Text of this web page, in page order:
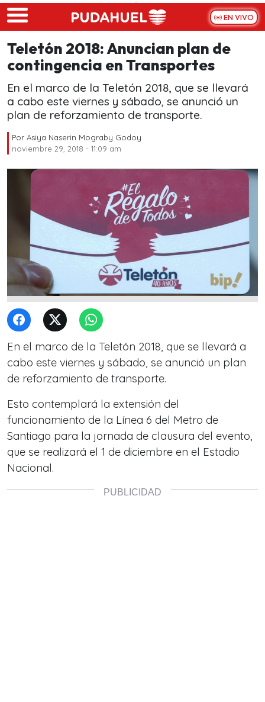
Skip to main content
EN VIVO
Teletón 2018: Anuncian plan de
contingencia en Transportes
En el marco de la Teletón 2018, que se llevará
a cabo este viernes y sábado, se anunció un
plan de reforzamiento de transporte.
Por Asiya Naserin Mograby Godoy
noviembre 29, 2018 - 11:09 am
En el marco de la Teletón 2018, que se llevará a
cabo este viernes y sábado, se anunció un plan
de reforzamiento de transporte.
Esto contemplará la extensión del
funcionamiento de la Línea 6 del Metro de
Santiago para la jornada de clausura del evento,
que se realizará el 1 de diciembre en el Estadio
Nacional.